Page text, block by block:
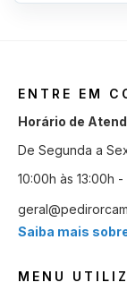
ENTRE EM
Horário de
De Segunda a
10:00h às 13:00h
Saiba mais
MENU